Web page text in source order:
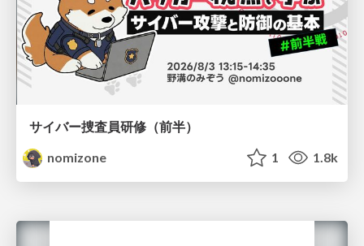
サイバー捜査員研修（前半）
nomizone
1 1.8k